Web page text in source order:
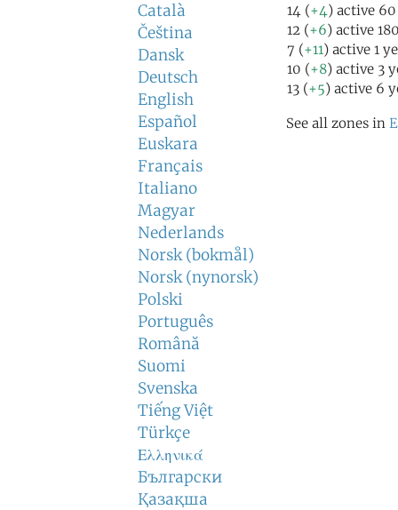
Català
Čeština
Dansk
Deutsch
English
Español
Euskara
Français
Italiano
Magyar
Nederlands
Norsk (bokmål)
Norsk (nynorsk)
Polski
Português
Română
Suomi
Svenska
Tiếng Việt
Türkçe
Ελληνικά
Български
Қазақша
14 (+4) active
12 (+6) active
7 (+11) active 1
10 (+8) active 3
13 (+5) active 6
See all zones in